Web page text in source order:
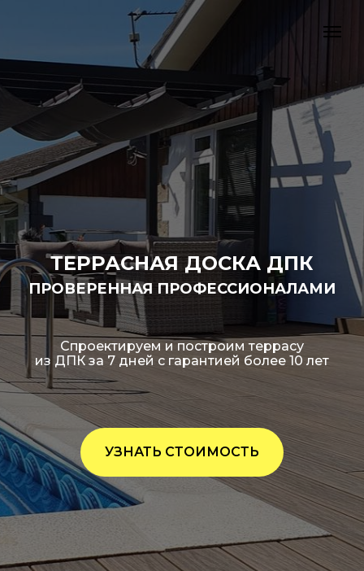
ТЕРРАСНАЯ ДОСКА ДПК
ПРОВЕРЕННАЯ ПРОФЕССИОНАЛАМИ
Спроектируем и построим террасу
из ДПК за 7 дней с гарантией более 10 лет
УЗНАТЬ СТОИМОСТЬ